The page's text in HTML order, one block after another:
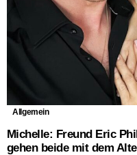
Allgemein
Michelle: Freund Eric
gehen beide mit dem